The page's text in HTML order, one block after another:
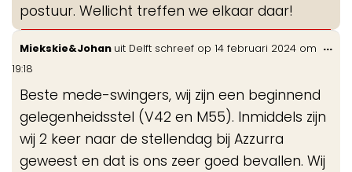
postuur. Wellicht treffen we elkaar daar!
Miekskie&Johan uit Delft schreef op 14 februari 2024 om
19:18
Beste mede-swingers, wij zijn een beginnend
gelegenheidsstel (V42 en M55). Inmiddels zijn
wij 2 keer naar de stellendag bij Azzurra
geweest en dat is ons zeer goed bevallen. Wij
...